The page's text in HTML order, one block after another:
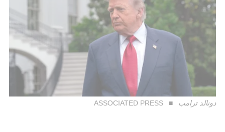
دونالد ترامب ASSOCIATED PRESS